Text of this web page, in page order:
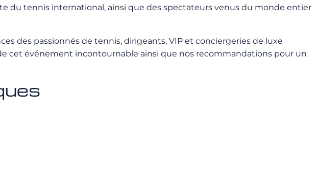
du tennis international, ainsi que des spectateurs venus du monde entier
des passionnés de tennis, dirigeants, VIP et conciergeries de luxe
cet événement incontournable ainsi que nos recommandations pour un